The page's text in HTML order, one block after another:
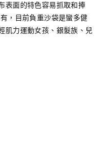
表面的特色容易抓取和捧
，目前負重沙袋是蠻多健
肌力運動女孩、銀髮族、兒